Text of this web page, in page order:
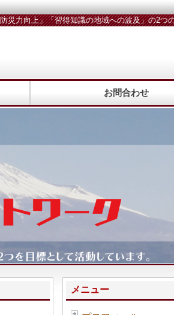
災力向上」「習得知識の地域への波及」の2つ
お問合わせ
メニュー